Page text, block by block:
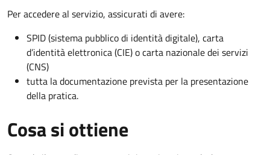
Per accedere al servizio, assicurati di avere:
SPID (sistema pubblico di identità digitale), carta
d’identità elettronica (CIE) o carta nazionale dei servizi
(CNS)
tutta la documentazione prevista per la presentazione
della pratica.
Cosa si ottiene